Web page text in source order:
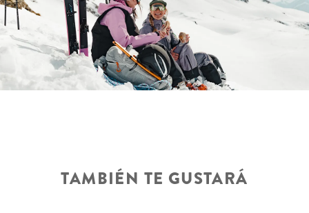
TAMBIÉN TE GUSTARÁ